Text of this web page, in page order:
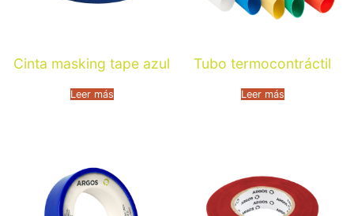
Cinta masking tape azul
Leer más
Tubo termocontráctil
Leer más